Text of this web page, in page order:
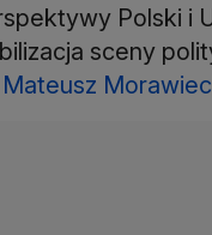
Polski i
sceny
Mateusz